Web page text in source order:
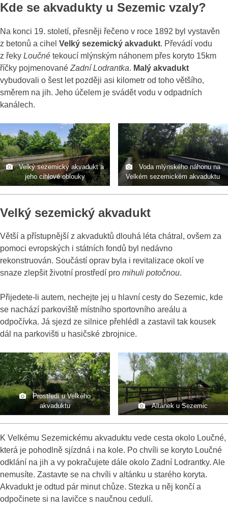
Kde se akvadukty u Sezemic vzaly?
Na konci 19. století, přesněji řečeno v roce 1892 byl vystavěn
z betonů a cihel Velký sezemický akvadukt. Převádí vodu
z řeky Loučné tekoucí mlýnským náhonem přes koryto 15km
říčky pojmenované Zadní Lodrantka. Malý akvadukt
vybudovali o šest let později asi kilometr od toho většího,
směrem na jih. Jeho účelem je svádět vodu v odpadních
kanálech.
Velký sezemický akvadukt a
jeho cihlové oblouky
Voda mlýnského náhonu na
Velkém sezemickém akvaduktu
Velký sezemický akvadukt
Větší a přístupnější z akvaduktů dlouhá léta chátral, ovšem za
pomoci evropských i státních fondů byl nedávno
rekonstruován. Součástí oprav byla i revitalizace okolí ve
snaze zlepšit životní prostředí pro mihuli potočnou.
Přijedete-li autem, nechejte jej u hlavní cesty do Sezemic, kde
se nachází parkoviště místního sportovního areálu a
odpočívka. Já sjezd ze silnice přehlédl a zastavil tak kousek
dál na parkovišti u hasičské zbrojnice.
Prostředí u Velkého
akvaduktu
Altánek u Sezemic
K Velkému Sezemickému akvaduktu vede cesta okolo Loučné,
která je pohodlně sjízdná i na kole. Po chvíli se koryto Loučné
odklání na jih a vy pokračujete dále okolo Zadní Lodrantky. Ale
nemusíte. Zastavte se na chvíli v altánku u starého koryta.
Akvadukt je odtud pár minut chůze. Stezka u něj končí a
odpočinete si na lavičce s naučnou cedulí.